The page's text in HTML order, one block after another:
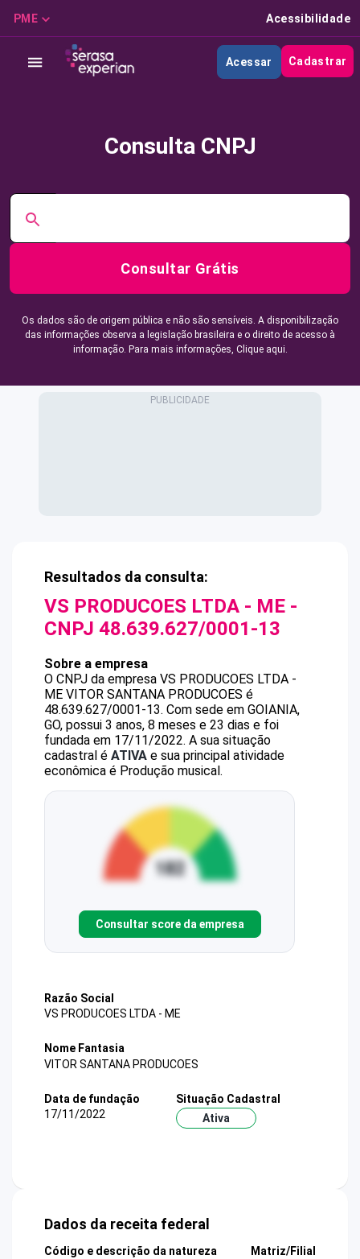
PME Acessibilidade
Acessar Cadastrar
Consulta CNPJ
Consultar Grátis
Os dados são de origem pública e não são sensíveis. A disponibilização
das informações observa a legislação brasileira e o direito de acesso à
informação. Para mais informações, Clique aqui.
Resultados da consulta:
VS PRODUCOES LTDA - ME -
CNPJ 48.639.627/0001-13
Sobre a empresa
O CNPJ da empresa VS PRODUCOES LTDA -
ME VITOR SANTANA PRODUCOES é
48.639.627/0001-13. Com sede em GOIANIA,
GO, possui 3 anos, 8 meses e 23 dias e foi
fundada em 17/11/2022. A sua situação
cadastral é ATIVA e sua principal atividade
econômica é Produção musical.
Consultar score da empresa
Razão Social
VS PRODUCOES LTDA - ME
Nome Fantasia
VITOR SANTANA PRODUCOES
Data de fundação
17/11/2022
Situação Cadastral
Ativa
Dados da receita federal
Código e descrição da natureza
Matriz/Filial